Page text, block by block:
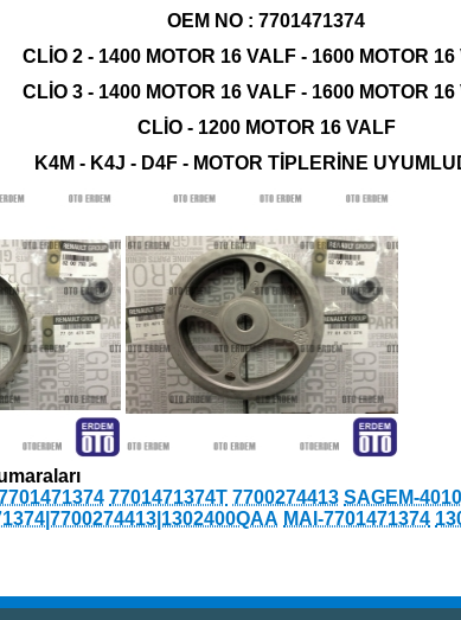
OEM NO : 7701471374
CLİO 2 - 1400 MOTOR 16 VALF - 1600 MOTOR
CLİO 3 - 1400 MOTOR 16 VALF - 1600 MOTOR
CLİO - 1200 MOTOR 16 VALF
K4M - K4J - D4F - MOTOR TİPLERİNE
7701471374T 7700274413 SAGEM-
MAI-7701471374